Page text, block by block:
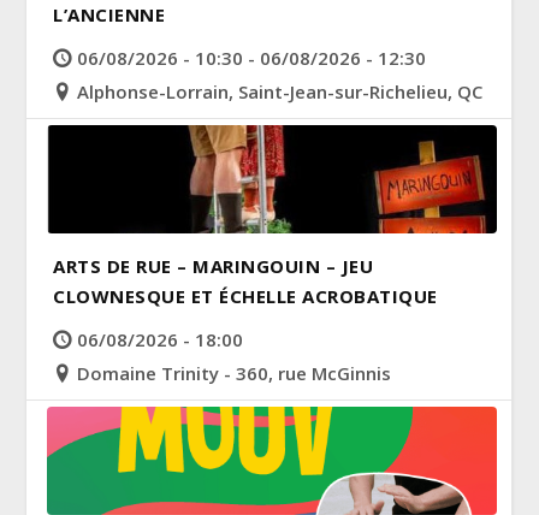
L’ANCIENNE
06/08/2026 - 10:30 - 06/08/2026 - 12:30
Alphonse-Lorrain, Saint-Jean-sur-Richelieu, QC
ARTS DE RUE – MARINGOUIN – JEU
CLOWNESQUE ET ÉCHELLE ACROBATIQUE
06/08/2026 - 18:00
Domaine Trinity - 360, rue McGinnis